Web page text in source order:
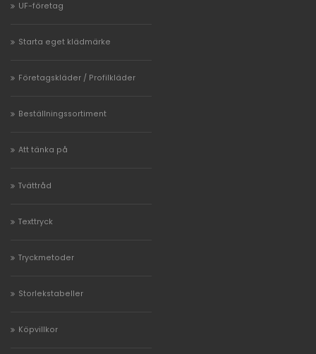
UF-företag
Starta eget klädmärke
Företagskläder / Profilkläder
Beställningssortiment
Att tänka på
Tvättråd
Texttryck
Tryckmetoder
Storlekstabeller
Köpvillkor